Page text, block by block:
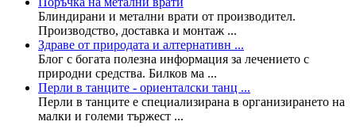
Блиндирани и метални врати от производител.
Производство, доставка и монтаж ...
Здраве от природата и алтернативн ...
Блог с богата полезна информация за лечението с
природни средства. Билков ма ...
Перли в танците - ориенталски танц ...
Перли в танците е специализирана в организирането на
малки и големи тържест ...